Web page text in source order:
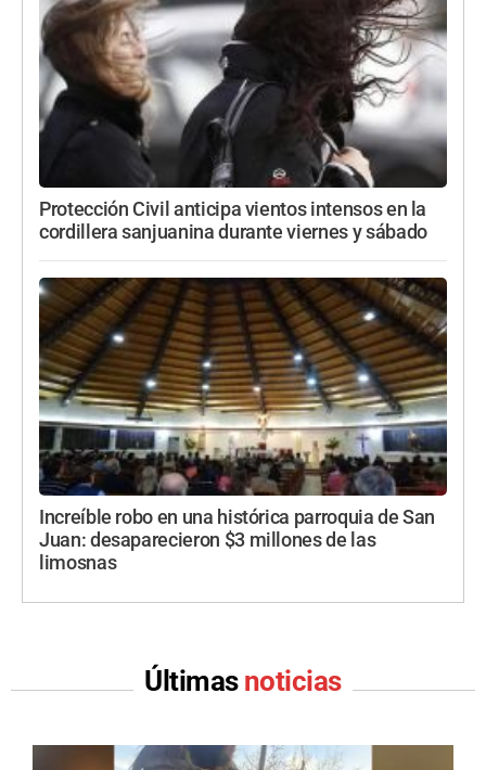
Protección Civil anticipa vientos intensos en la
cordillera sanjuanina durante viernes y sábado
Increíble robo en una histórica parroquia de San
Juan: desaparecieron $3 millones de las
limosnas
Últimas noticias